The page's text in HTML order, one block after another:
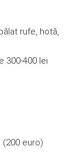
rufe, hotă,
300-400 lei
(200 euro)